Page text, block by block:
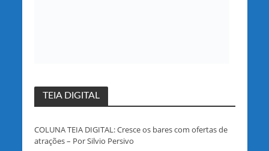
TEIA DIGITAL
COLUNA TEIA DIGITAL: Cresce os bares com ofertas de
atrações – Por Silvio Persivo